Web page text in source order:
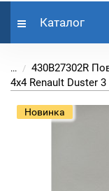
Каталог
...
430B27302R
4х4 Renault Duster
Новинка